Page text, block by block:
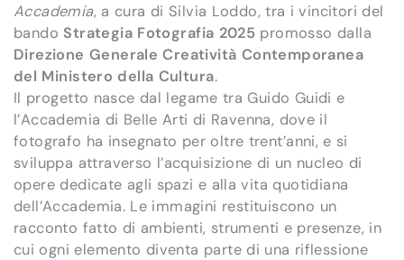
Accademia, a cura di Silvia Loddo, tra i vincitori del
bando Strategia Fotografia 2025 promosso dalla
Direzione Generale Creatività Contemporanea
del Ministero della Cultura.
Il progetto nasce dal legame tra Guido Guidi e
l’Accademia di Belle Arti di Ravenna, dove il
fotografo ha insegnato per oltre trent’anni, e si
sviluppa attraverso l’acquisizione di un nucleo di
opere dedicate agli spazi e alla vita quotidiana
dell’Accademia. Le immagini restituiscono un
racconto fatto di ambienti, strumenti e presenze, in
cui ogni elemento diventa parte di una riflessione